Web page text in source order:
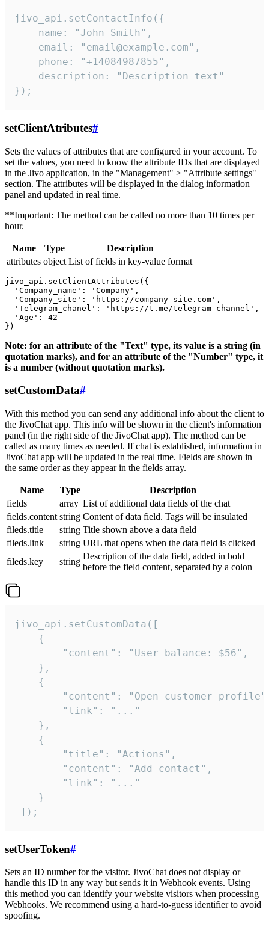
jivo_api.setContactInfo({
    name: "John Smith",
    email: "email@example.com",
    phone: "+14084987855",
    description: "Description text"
});
setClientAtributes#
Sets the values ​​of attributes that are configured in your account. To
set the values, you need to know the attribute IDs that are displayed
in the Jivo application, in the "Management" > "Attribute settings"
section. The attributes will be displayed in the dialog information
panel and updated in real time.
**Important: The method can be called no more than 10 times per
hour.
Name Type
Description
attributes object List of fields in key-value format
jivo_api.setClientAttributes({
  'Company_name': 'Company',
  'Company_site': 'https://company-site.com',
  'Telegram_chanel': 'https://t.me/telegram-channel',
  'Age': 42
Note: for an attribute of the "Text" type, its value is a string (in
quotation marks), and for an attribute of the "Number" type, it
is a number (without quotation marks).
setCustomData#
With this method you can send any additional info about the client to
the JivoChat app. This info will be shown in the client's information
panel (in the right side of the JivoChat app). The method can be
called as many times as needed. If chat is established, information in
JivoChat app will be updated in the real time. Fields are shown in
the same order as they appear in the fields array.
Name Type
Description
fields
array List of additional data fields of the chat
fields.content string Content of data field. Tags will be insulated
fileds.title
string Title shown above a data field
fileds.link
string URL that opens when the data field is clicked
fileds.key
string
Description of the data field, added in bold
before the field content, separated by a colon
jivo_api.setCustomData([
    {
        "content": "User balance: $56",
    },
    {
"content": "Open customer
        "link": "..."
    },
    {
        "title": "Actions",
        "content": "Add contact",
        "link": "..."
    }
]);
setUserToken#
Sets an ID number for the visitor. JivoChat does not display or
handle this ID in any way but sends it in Webhook events. Using
this method you can identify your website visitors when processing
Webhooks. We recommend using a hard-to-guess identifier to avoid
spoofing.